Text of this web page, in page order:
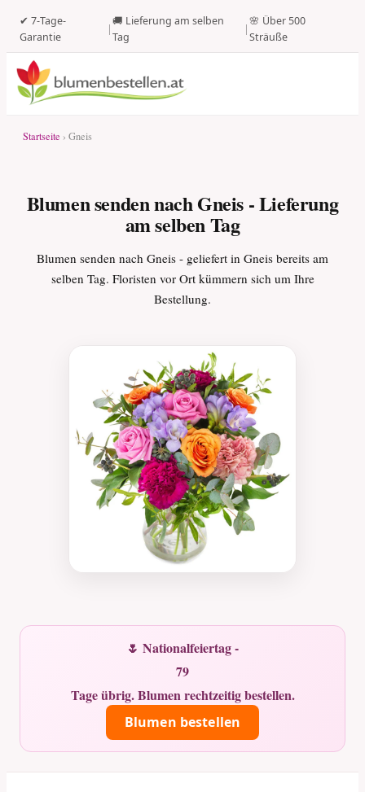
✔ 7-Tage-
Garantie
|
🚚 Lieferung am selben
Tag
|
🌸 Über 500
Sträuße
Startseite › Gneis
Blumen senden nach Gneis - Lieferung
am selben Tag
Blumen senden nach Gneis - geliefert in Gneis bereits am
selben Tag. Floristen vor Ort kümmern sich um Ihre
Bestellung.
🌷 Nationalfeiertag -
79
Tage übrig. Blumen rechtzeitig bestellen.
Blumen bestellen